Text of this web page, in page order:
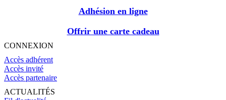
Adhésion en ligne
Offrir une carte cadeau
CONNEXION
Accès adhérent
Accès invité
Accès partenaire
ACTUALITÉS